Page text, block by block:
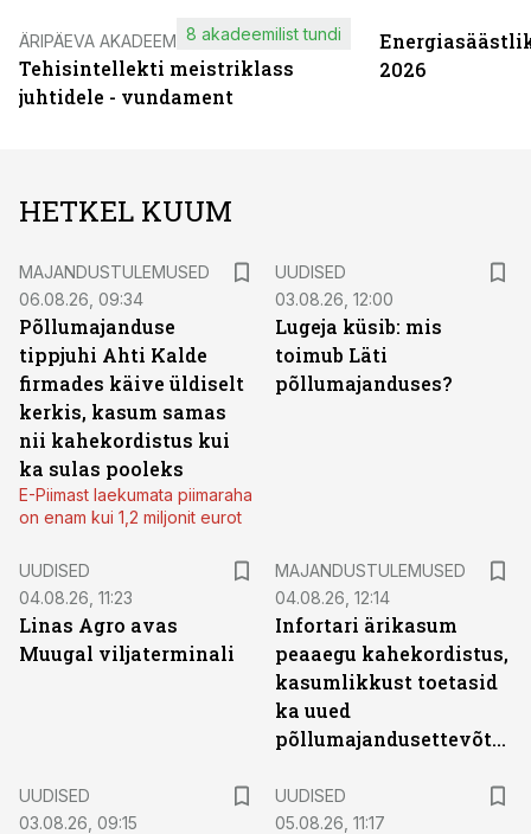
ÄRIPÄEVA AKADEEMIA
Tehisintellekti meistriklass
juhtidele - vundament
8 akadeemilist tundi
2026
HETKEL KUUM
MAJANDUSTULEMUSED
06.08.26, 09:34
Põllumajanduse
tippjuhi Ahti Kalde
firmades käive üldiselt
kerkis, kasum samas
nii kahekordistus kui
ka sulas pooleks
E-Piimast laekumata piimaraha
on enam kui 1,2 miljonit eurot
UUDISED
03.08.26, 12:00
Lugeja küsib: mis
toimub Läti
põllumajanduses?
UUDISED
04.08.26, 11:23
Linas Agro avas
Muugal viljaterminali
MAJANDUSTULEMUSED
04.08.26, 12:14
Infortari ärikasum
peaaegu kahekordistus,
kasumlikkust toetasid
ka uued
põllumajandusettevõtted
UUDISED
03.08.26, 09:15
UUDISED
05.08.26, 11:17